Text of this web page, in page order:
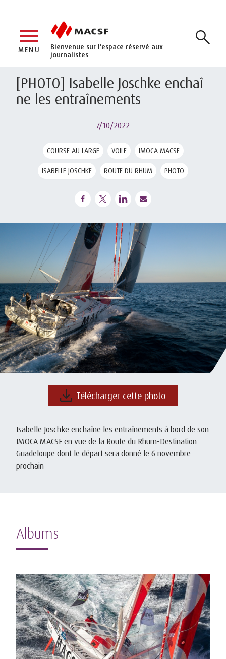
Bienvenue sur l'espace réservé aux
journalistes
MENU
[PHOTO] Isabelle Joschke enchaî
ne les entraînements
7/10/2022
COURSE AU LARGE VOILE IMOCA MACSF
ISABELLE JOSCHKE ROUTE DU RHUM PHOTO
Télécharger cette photo
Isabelle Joschke enchaîne les entraînements à bord de son
IMOCA MACSF en vue de la Route du Rhum-Destination
Guadeloupe dont le départ sera donné le 6 novembre
prochain
Albums